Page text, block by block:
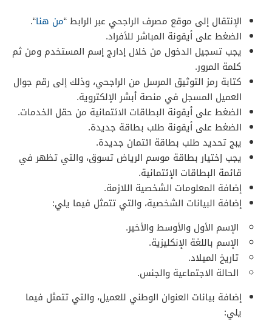
الإنتقال إلى موقع مصرف الراجحي عبر الرابط “من هنا“.
الضغط على أيقونة المباشر للأفراد.
يجب تسجيل الدخول من خلال إدارج إسم المستخدم ومن ثم
كلمة المرور.
كتابة رمز التوثيق المرسل من الراجحي، وذلك إلى رقم جوال
العميل المسجل في منصة أبشر الإلكتروية.
الضغط على أيقونة البطاقات الائتمانية من حقل الخدمات.
الضغط على أيقونة طلب بطاقة جديدة.
يبج تحديد طلب بطاقة ائتمان جديدة.
يجب إختيار بطاقة موسم الرياض تسوق، والتي تظهر في
قائمة البطاقات الإئتمانية.
إضافة المعلومات الشخصية اللازمة.
إضافة البيانات الشخصية، والتي تتمثل فيما يلي:
الإسم الأول والأوسط والأخير.
الإسم باللغة الإنكليزية.
تاريخ الميلاد.
الحالة الاجتماعية والجنس.
إضافة بيانات العنوان الوطني للعميل، والتي تتمثل فيما
يلي: